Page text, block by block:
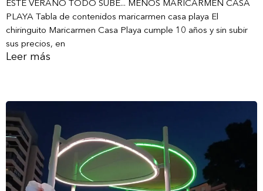
ESTE VERANO TODO SUBE... MENOS MARICARMEN CASA
PLAYA Tabla de contenidos maricarmen casa playa El
chiringuito Maricarmen Casa Playa cumple 10 años y sin subir
sus precios, en
Leer más